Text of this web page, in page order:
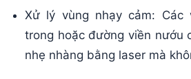
Xử lý vùng nhạy cảm: Các
trong hoặc đường viền nướu
nhẹ nhàng bằng laser mà